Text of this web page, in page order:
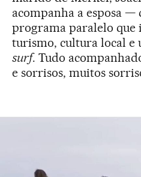
acompanha a esposa
programa paralelo que
turismo, cultura local e
surf. Tudo
e sorrisos, muitos